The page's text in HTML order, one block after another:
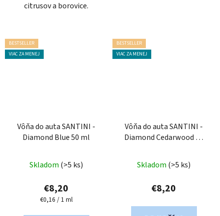
citrusov a borovice.
BESTSELLER
VIAC ZA MENEJ
Vôňa do auta SANTINI -
Diamond Blue 50 ml
hodnotenie
produktu
je
Skladom (>5 ks)
€8,20
Jednotková
€0,16 / 1 ml
BESTSELLER
VIAC ZA MENEJ
Vôňa do auta SANTINI -
Diamond Cedarwood 50
hodnotenie
produktu
je
5,0
Skladom (>5 ks)
€8,20